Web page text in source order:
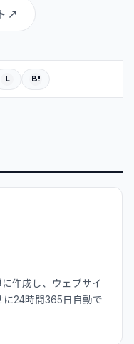
↗
L B!
作成し、ウェブサイ
に24時間365日自動で